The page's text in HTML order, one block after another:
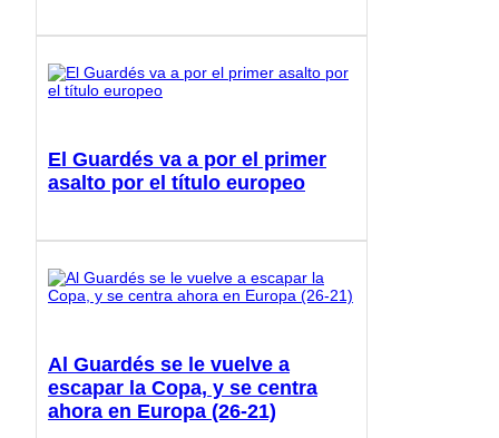
El Guardés va a por el primer
asalto por el título europeo
Al Guardés se le vuelve a
escapar la Copa, y se centra
ahora en Europa (26-21)